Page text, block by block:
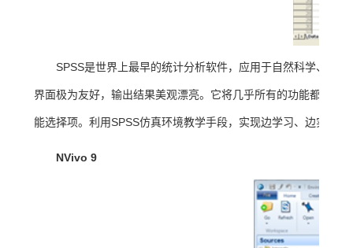
SPSS是世界上最早的统计分析软件，应用于自然科学、技
界面极为友好，输出结果美观漂亮。它将几乎所有的功能都以统
能选择项。利用SPSS仿真环境教学手段，实现边学习、边实践
NVivo 9